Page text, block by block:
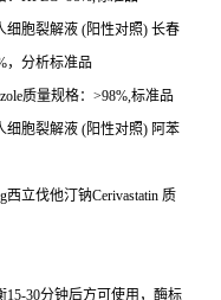
细胞裂解液 (阳性对照) 长春
，分析标准品
质量规格： >98%,标准品
细胞裂解液 (阳性对照) 阿苯
g西立伐他汀钠Cerivastatin 质
15-30分钟后方可使用，酶标